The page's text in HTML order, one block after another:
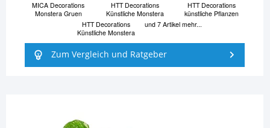
MICA Decorations
Monstera Gruen
HTT Decorations
Künstliche Monstera
HTT Decorations
künstliche Pflanzen
HTT Decorations
Künstliche Monstera
und 7 Artikel mehr...
Zum Vergleich und Ratgeber